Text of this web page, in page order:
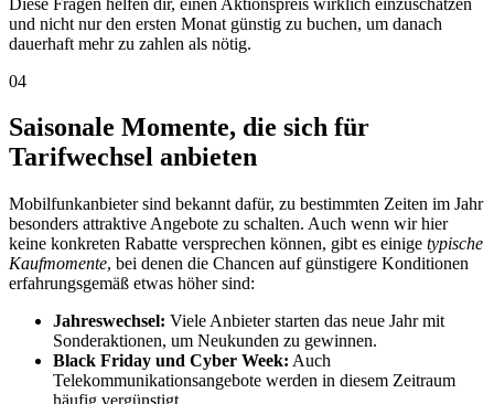
und nicht nur den ersten Monat günstig zu buchen, um danach
dauerhaft mehr zu zahlen als nötig.
04
Saisonale Momente, die sich für
Tarifwechsel anbieten
Mobilfunkanbieter sind bekannt dafür, zu bestimmten Zeiten im Jahr
besonders attraktive Angebote zu schalten. Auch wenn wir hier
keine konkreten Rabatte versprechen können, gibt es einige typische
Kaufmomente, bei denen die Chancen auf günstigere Konditionen
erfahrungsgemäß etwas höher sind:
Jahreswechsel: Viele Anbieter starten das neue Jahr mit
Sonderaktionen, um Neukunden zu gewinnen.
Black Friday und Cyber Week: Auch
Telekommunikationsangebote werden in diesem Zeitraum